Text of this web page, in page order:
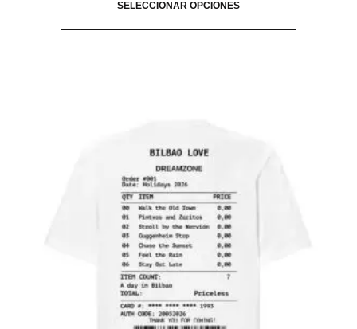
SELECCIONAR OPCIONES